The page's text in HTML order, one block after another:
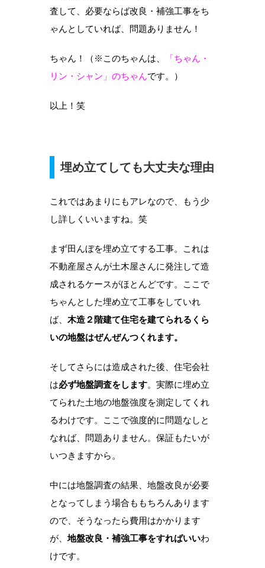
査して、必要ならば改良・補強工事をち
ゃんとしていれば、問題ありません！
ちゃん！（※このちゃんは、
「ちゃん・
リン・シャン」のちゃんです。）
以上！笑
埋め立てしても大丈夫な理由
これではあまりにもアレなので、もう少
し詳しくいいますね。笑
まず田んぼを埋め立てする工事。これは
不動産屋さんが土木屋さんに発注して造
成されるケースがほとんどです。ここで
ちゃんとした埋め立て工事をしていれ
ば、 木造２階建て住宅を建てられるくら
いの地盤はぜんぜんつくれます。
そしてさらには造成された後、住宅会社
は必ず地盤調査をします。実際に埋め立
てられた土地の地盤強度を測定してくれ
るわけです。ここで強度的に問題なしと
なれば、問題ありません。保証もたいが
いつきますから。
中には地盤調査の結果、地盤改良が必要
となってしまう場合ももちろんあります
ので、そうなったら費用はかかります
が、地盤改良・補強工事をすればいいわ
けです。